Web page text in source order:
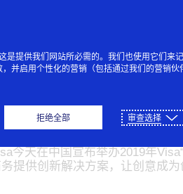
式启动第
今天在中国宣布举办2019年
提供创新解决方案，让创意成
是提供我们网站所必需的。我们也使用它们来
并启用个性化的营销（包括通过我们的营销
拒绝全部 审查选择